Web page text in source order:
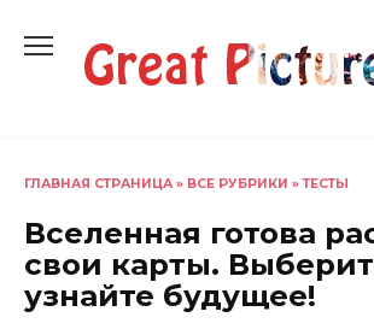
содержанию
ГЛАВНАЯ СТРАНИЦА » ВСЕ РУБРИКИ »ТЕСТЫ
Вселенная готова
свои карты.
узнайте будущее!